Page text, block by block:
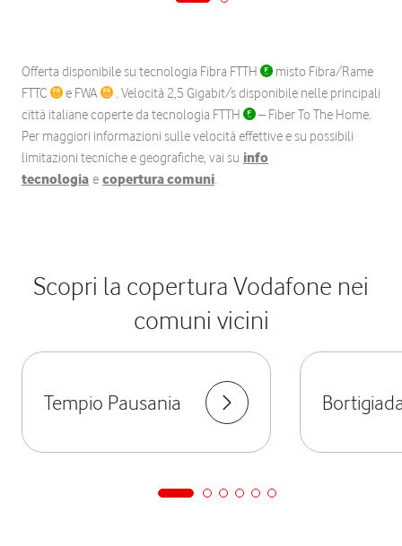
Offerta disponibile su tecnologia Fibra FTTH
misto Fibra/Rame
FTTC
e FWA
. Velocità 2,5 Gigabit/s disponibile nelle principali
città italiane coperte da tecnologia FTTH
– Fiber To The Home.
Per maggiori informazioni sulle velocità effettive e su possibili
limitazioni tecniche e geografiche, vai su info
tecnologia e copertura comuni.
Scopri la copertura Vodafone nei
comuni vicini
Tempio Pausania